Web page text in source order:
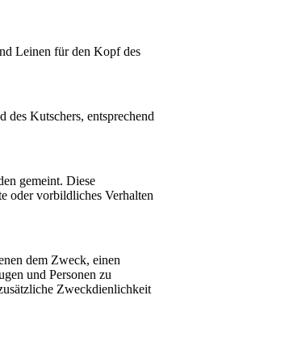
Leinen für den Kopf des
des Kutschers, entsprechend
gemeint. Diese
oder vorbildliches Verhalten
dem Zweck, einen
und Personen zu
Zweckdienlichkeit